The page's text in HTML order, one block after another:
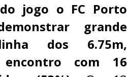
jogo o FC Porto
grande
dos 6.75m,
com 16